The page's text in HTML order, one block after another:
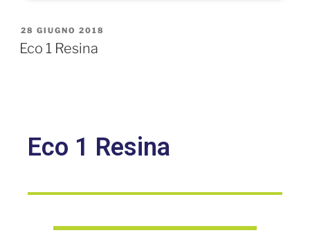
28 GIUGNO 2018
Eco 1 Resina
Eco 1 Resina